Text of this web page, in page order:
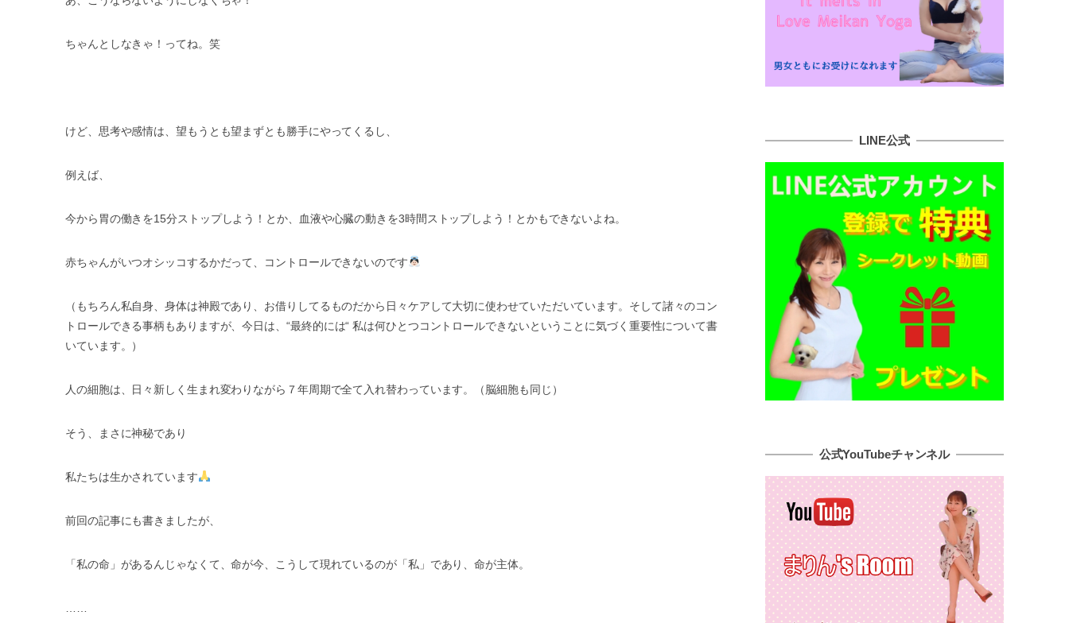
ちゃんとしなきゃ！ってね。笑
けど、思考や感情は、望もうとも望まずとも勝手にやってくるし、
例えば、
今から胃の働きを15分ストップしよう！とか、血液や心臓の動きを3時間ストップしよう！とかもできないよね。
赤ちゃんがいつオシッコするかだって、コントロールできないのです
（もちろん私自身、身体は神殿であり、お借りしてるものだから日々ケアして大切に使わせていただいています。そして諸々のコン
トロールできる事柄もありますが、今日は、 “最終的には“私は何ひとつコントロールできないということに気づく重要性について書
いています。）
人の細胞は、日々新しく生まれ変わりながら７年周期で全て入れ替わっています。（脳細胞も同じ）
そう、まさに神秘であり
私たちは生かされています
前回の記事にも書きましたが、
「私の命」があるんじゃなくて、命が今、こうして現れているのが「私」であり、命が主体。
LINE公式
公式YouTubeチャンネル